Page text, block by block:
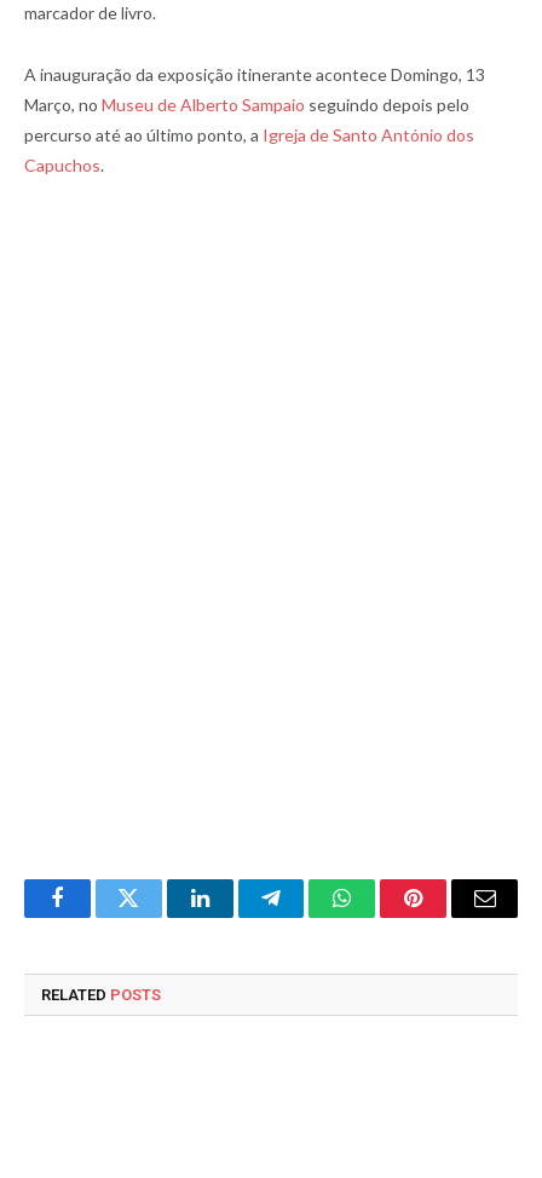
marcador de livro.
A inauguração da exposição itinerante acontece Domingo, 13
Março, no Museu de Alberto Sampaio seguindo depois pelo
percurso até ao último ponto, a Igreja de Santo António dos
Capuchos.
FacebookTwitter LinkedInTelegramWhatsAppPinterestEmail
RELATED POSTS